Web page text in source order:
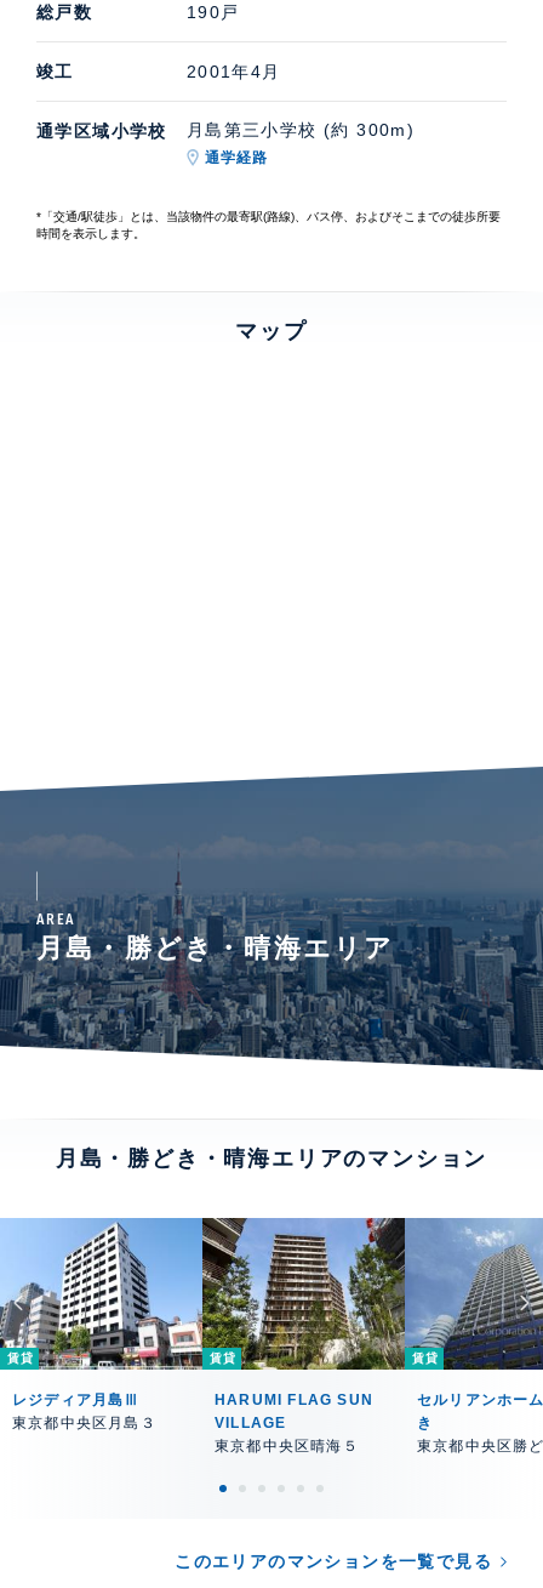
総戸数 190戸
竣工 2001年4月
通学区域小学校 月島第三小学校 (約 300m)
通学経路
*「交通/駅徒歩」とは、当該物件の最寄駅(路線)、バス停、およびそこまでの徒歩所要
時間を表示します。
マップ
AREA
月島・勝どき・晴海エリア
月島・勝どき・晴海エリアのマンション
賃貸
レジディア月島Ⅲ
東京都中央区月島３
賃貸
HARUMI FLAG SUN
VILLAGE
東京都中央区晴海５
賃貸
セルリアンホー
き
東京都中央区勝
このエリアのマンションを一覧で見る